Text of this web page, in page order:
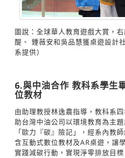
圖說：全球華人教育遊戲大賞，
醍、 鍾薇安和吳品慧獲桌遊設計
系提供）
6.與中油合作 教科系學生
位教材
由助理教授林逸農指導，教科系
助台灣中油公司以環境教育為主
「歐力『碳』險記」，經系內教
含互動式數位教材及AR桌遊，讓
實踐減碳行動，實現淨零排放目標